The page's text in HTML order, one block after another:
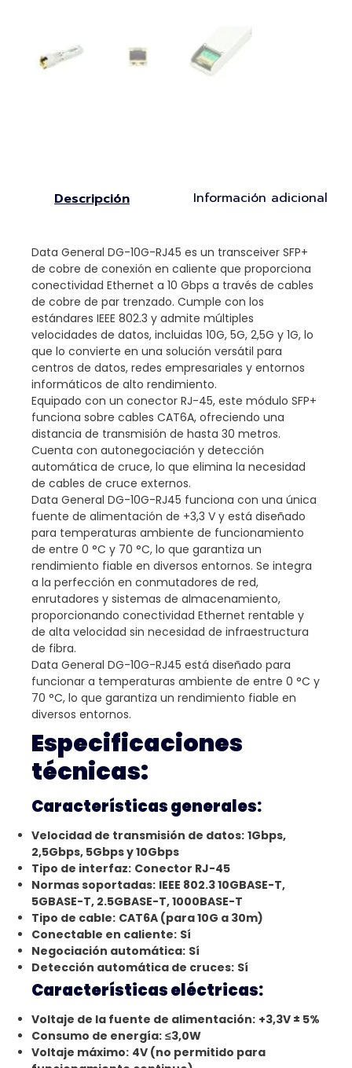
Descripción Información adicional
Data General DG-10G-RJ45 es un transceiver SFP+
de cobre de conexión en caliente que proporciona
conectividad Ethernet a 10 Gbps a través de cables
de cobre de par trenzado. Cumple con los
estándares IEEE 802.3 y admite múltiples
velocidades de datos, incluidas 10G, 5G, 2,5G y 1G, lo
que lo convierte en una solución versátil para
centros de datos, redes empresariales y entornos
informáticos de alto rendimiento.
Equipado con un conector RJ-45, este módulo SFP+
funciona sobre cables CAT6A, ofreciendo una
distancia de transmisión de hasta 30 metros.
Cuenta con autonegociación y detección
automática de cruce, lo que elimina la necesidad
de cables de cruce externos.
Data General DG-10G-RJ45 funciona con una única
fuente de alimentación de +3,3 V y está diseñado
para temperaturas ambiente de funcionamiento
de entre 0 °C y 70 °C, lo que garantiza un
rendimiento fiable en diversos entornos. Se integra
a la perfección en conmutadores de red,
enrutadores y sistemas de almacenamiento,
proporcionando conectividad Ethernet rentable y
de alta velocidad sin necesidad de infraestructura
de fibra.
Data General DG-10G-RJ45 está diseñado para
funcionar a temperaturas ambiente de entre 0 °C y
70 °C, lo que garantiza un rendimiento fiable en
diversos entornos.
Especificaciones
técnicas:
Características generales:
Velocidad de transmisión de datos: 1Gbps,
2,5Gbps, 5Gbps y 10Gbps
Tipo de interfaz: Conector RJ-45
Normas soportadas: IEEE 802.3 10GBASE-T,
5GBASE-T, 2.5GBASE-T, 1000BASE-T
Tipo de cable: CAT6A (para 10G a 30m)
Conectable en caliente: Sí
Negociación automática: Sí
Detección automática de cruces: Sí
Características eléctricas:
Voltaje de la fuente de alimentación: +3,3V ± 5%
Consumo de energía: ≤3,0W
Voltaje máximo: 4V (no permitido para